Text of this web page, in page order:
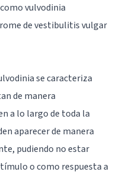
vulvodinia
de vestibulitis vulgar
se caracteriza
de manera
a lo largo de toda la
aparecer de manera
pudiendo no estar
o como respuesta a